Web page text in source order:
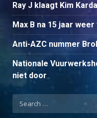
Ray J klaagt Kim
Max B na 15 jaar
Anti-AZC nummer
Nationale
niet door
Search
for: